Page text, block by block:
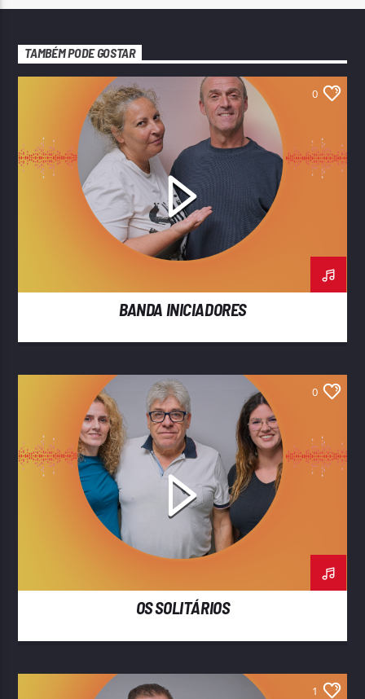
TAMBÉM PODE GOSTAR
0
BANDA INICIADORES
0
OS SOLITÁRIOS
1